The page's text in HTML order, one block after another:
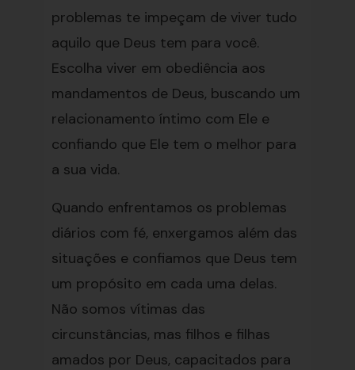
problemas te impeçam de viver tudo
aquilo que Deus tem para você.
Escolha viver em obediência aos
mandamentos de Deus, buscando um
relacionamento íntimo com Ele e
confiando que Ele tem o melhor para
a sua vida.
Quando enfrentamos os problemas
diários com fé, enxergamos além das
situações e confiamos que Deus tem
um propósito em cada uma delas.
Não somos vítimas das
circunstâncias, mas filhos e filhas
amados por Deus, capacitados para